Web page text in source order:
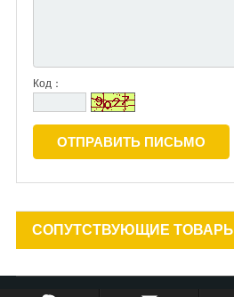
Код：
СОПУТСТВУЮЩИЕ ТОВАРЫ